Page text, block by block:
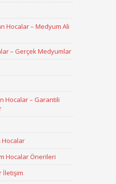
Hocalar – Medyum Ali
– Gerçek Medyumlar
Hocalar – Garantili
Hocalar
Hocalar Önerileri
İletişim